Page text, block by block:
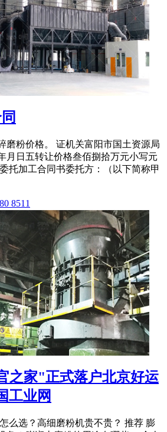
磨粉价格。 证机关富阳市国土资源局
月日五转让价格叁佰捌拾万元小写元
托加工合同书委托方：（以下简称甲
8511
之家"正式落户北京好运
工业网
么选？高细磨粉机贵不贵？ 推荐 膨